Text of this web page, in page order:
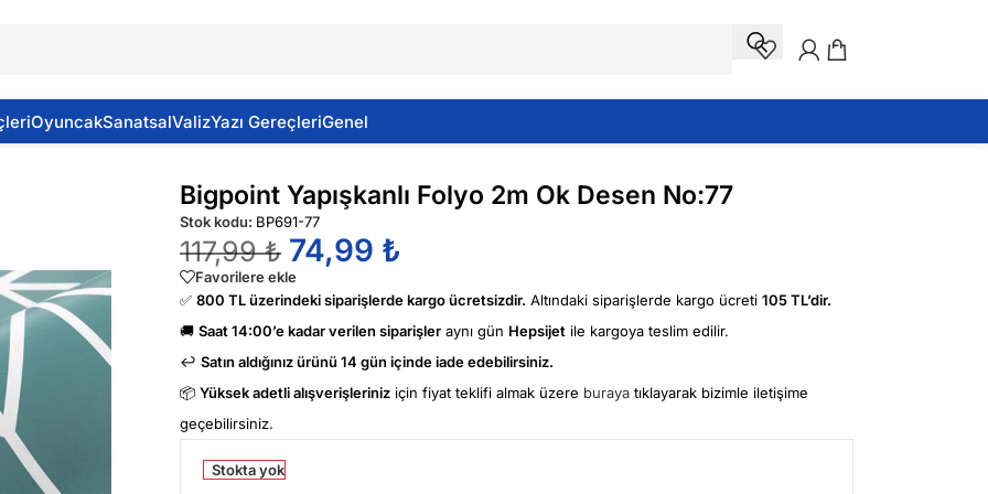
OyuncakSanatsalValizYazı GereçleriGenel
2m Ok Desen No:77
Bigpoint Yapışkanlı Folyo 2m Ok Desen No:77
Stok kodu: BP691-77
117,99₺ 74,99 ₺
Favorilere ekle
✅ 800 TL üzerindeki siparişlerde kargo ücretsizdir. Altındaki siparişlerde kargo ücreti 105 TL’dir.
🚚 Saat 14:00’e kadar verilen siparişler aynı gün Hepsijet ile kargoya teslim edilir.
↩️ Satın aldığınız ürünü 14 gün içinde iade edebilirsiniz.
📦 Yüksek adetli alışverişleriniz için fiyat teklifi almak üzere buraya tıklayarak bizimle iletişime
geçebilirsiniz.
Stokta yok